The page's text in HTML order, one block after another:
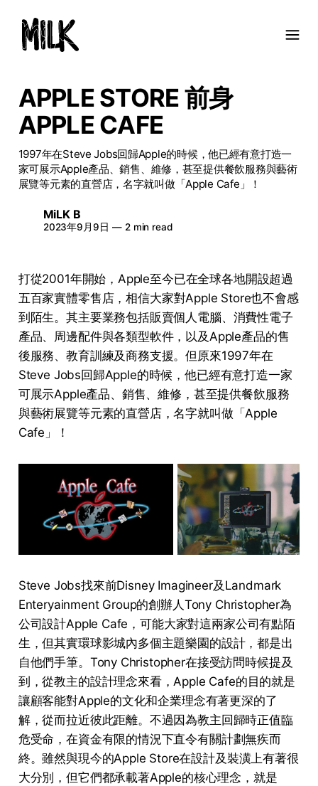
APPLE STORE 前身
APPLE CAFE
1997年在Steve Jobs回歸Apple的時候，他已經有意打造一
家可展示Apple產品、銷售、維修，甚至提供餐飲服務與藝術
展覽等元素的直營店，名字就叫做「Apple Cafe」！
MiLK B
2023年9月9日 —2 min read
打從2001年開始，Apple至今已在全球各地開設超過
五百家實體零售店，相信大家對Apple Store也不會感
到陌生。其主要業務包括販賣個人電腦、消費性電子
產品、周邊配件與各類型軟件，以及Apple產品的售
後服務、教育訓練及商務支援。但原來1997年在
Steve Jobs回歸Apple的時候，他已經有意打造一家
可展示Apple產品、銷售、維修，甚至提供餐飲服務
與藝術展覽等元素的直營店，名字就叫做「Apple
Cafe」！
Steve Jobs找來前Disney Imagineer及Landmark
Enteryainment Group的創辦人Tony Christopher為
公司設計Apple Cafe，可能大家對這兩家公司有點陌
生，但其實環球影城內多個主題樂園的設計，都是出
自他們手筆。Tony Christopher在接受訪問時候提及
到，從教主的設計理念來看，Apple Cafe的目的就是
讓顧客能對Apple的文化和企業理念有著更深的了
解，從而拉近彼此距離。不過因為教主回歸時正值臨
危受命，在資金有限的情況下直令有關計劃無疾而
終。雖然與現今的Apple Store在設計及裝潢上有著很
大分別，但它們都承載著Apple的核心理念，就是